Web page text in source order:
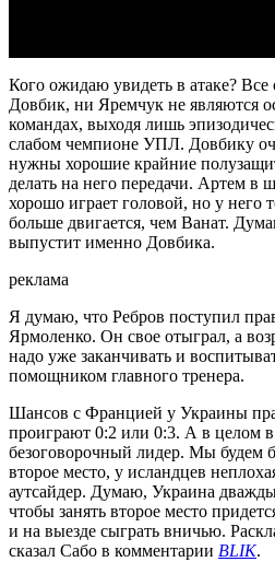
Кого ожидаю увидеть в атаке?
Довбик, ни Яремчук не являются
командах, выходя лишь
слабом чемпионе УПЛ. Довбику
нужны хорошие крайние
делать на него передачи. Артем в
хорошо играет головой, но у него
больше двигается, чем Ванат.
выпустит именно Довбика.
реклама
Я думаю, что Ребров поступил
Ярмоленко. Он свое отыграл, а
надо уже заканчивать и
помощником главного тренера.
Шансов с Францией у Украины
проиграют 0:2 или 0:3. А в целом
безоговорочный лидер. Мы будем
второе место, у исландцев
аутсайдер. Думаю, Украина
чтобы занять второе место
и на выезде сыграть вничью.
сказал Сабо в комментарии BLIK.